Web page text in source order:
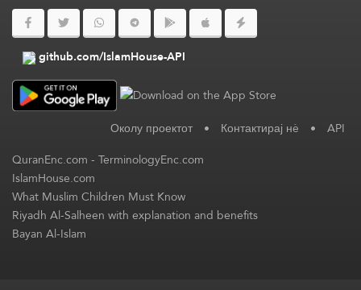
github.com/IslamHouse-API
Околу проектот • Контактирај нè • API
QuranEnc.com-TerminologyEnc.com
IslamHouse.com
What Muslim Children Must Know
Riyadh Al-Salheen with explanation and benefits
Bayan Al-Islam